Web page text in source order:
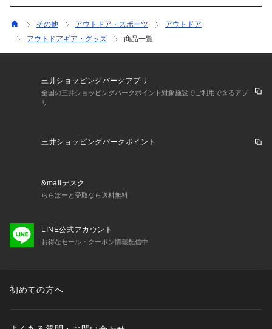
その他 アウトドア・スポーツ
アウトドア
アウトドアギア・グッズ
商品一覧
三井ショッピングパークアプリ
全国の三井ショッピングパークポイント対象施設でご利用できるアプ
リ
三井ショッピングパークポイント
&mallデスク
ららぽーと受取なら送料無料
LINE公式アカウント
お得なセール・クーポン情報配信中
初めての方へ